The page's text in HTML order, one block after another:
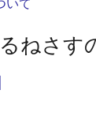
ねさす